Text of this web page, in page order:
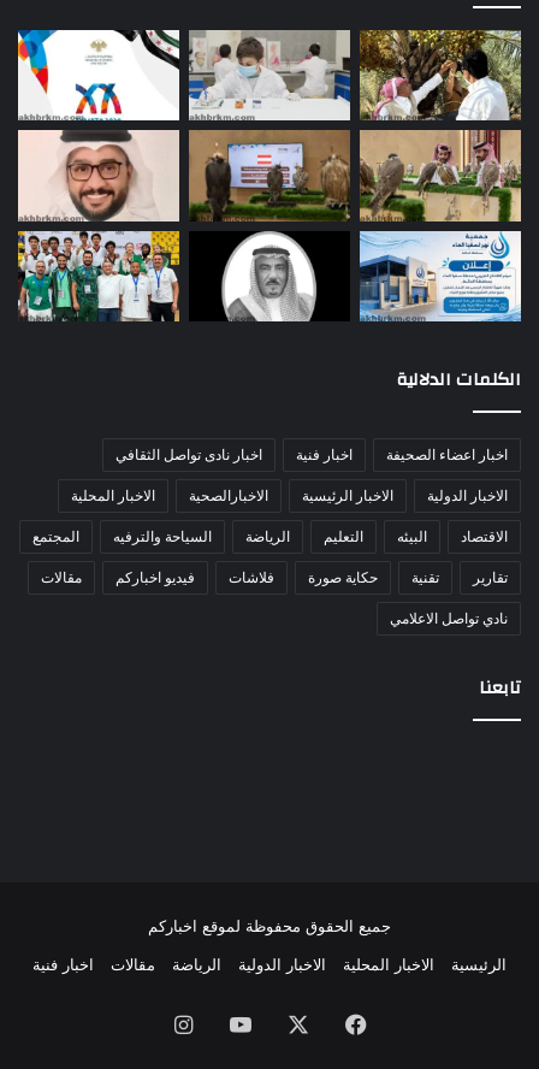
الكلمات الدلالية
اخبار اعضاء الصحيفة اخبار فنية اخبار نادى تواصل الثقافي
الاخبار الدولية الاخبار الرئيسية الاخبارالصحية الاخبار المحلية
الاقتصاد البيئه التعليم الرياضة السياحة والترفيه المجتمع
تقارير تقنية حكاية صورة فلاشات فيديو اخباركم مقالات
نادي تواصل الاعلامي
تابعنا
جميع الحقوق محفوظة لموقع اخباركم
الرئيسية
الاخبار المحلية الاخبار الدولية الرياضة مقالات اخبار فنية
فيسبوك ‫YouTubeانستقرام